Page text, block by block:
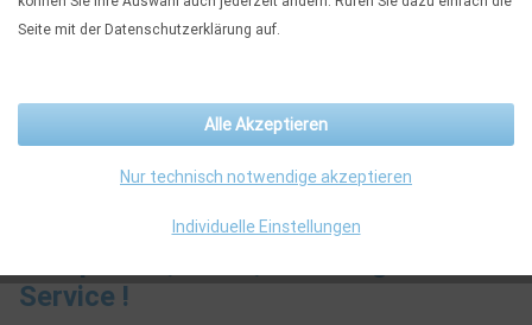
Räumlichkeiten.
Besuchen Sie unsere Ausstellung in Maintal (zwischen Frankfurt
Rhein-Main-Gebiet oder deutschlandweit.
Service !
Seite mit der Datenschutzerklärung auf.
Individuelle Einstellungen
Nur technisch notwendige akzeptieren
Alle Akzeptieren